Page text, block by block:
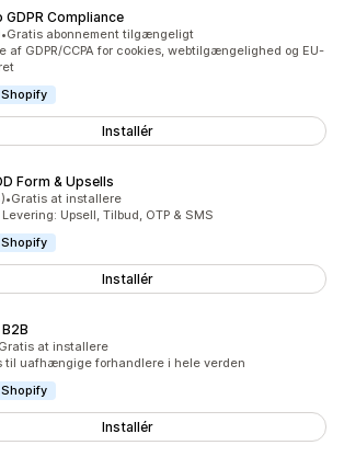
Compliance
i alt
•Gratis abonnement tilgængeligt
af GDPR/CCPA for cookies, webtilgængelighed og EU-
Installér
Form & Upsells
i alt
•Gratis at installere
Upsell, Tilbud, OTP & SMS
Installér
i alt
Gratis at installere
til uafhængige forhandlere i hele verden
Installér